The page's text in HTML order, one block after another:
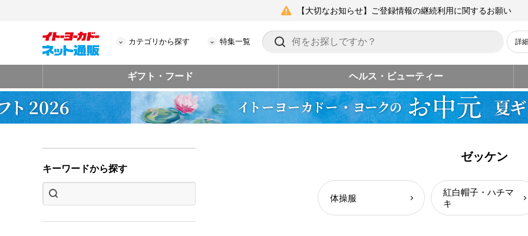
【大切なお知らせ】ご登録情報の継続利用に関するお願い
カテゴリから探す 特集一覧 詳
ギフト・フード ヘルス・ビューティー
キーワードから探す
ゼッケン
体操服
紅白帽子・ハチマ
キ